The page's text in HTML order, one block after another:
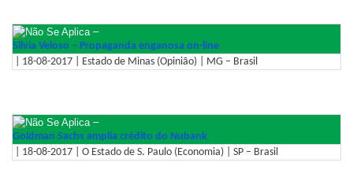
–
Silvia Veloso – Propaganda enganosa on-line
| 18-08-2017 | Estado de Minas (Opinião) | MG – Brasil
–
Goldman Sachs amplia crédito do Nubank
| 18-08-2017 | O Estado de S. Paulo (Economia) | SP – Brasil